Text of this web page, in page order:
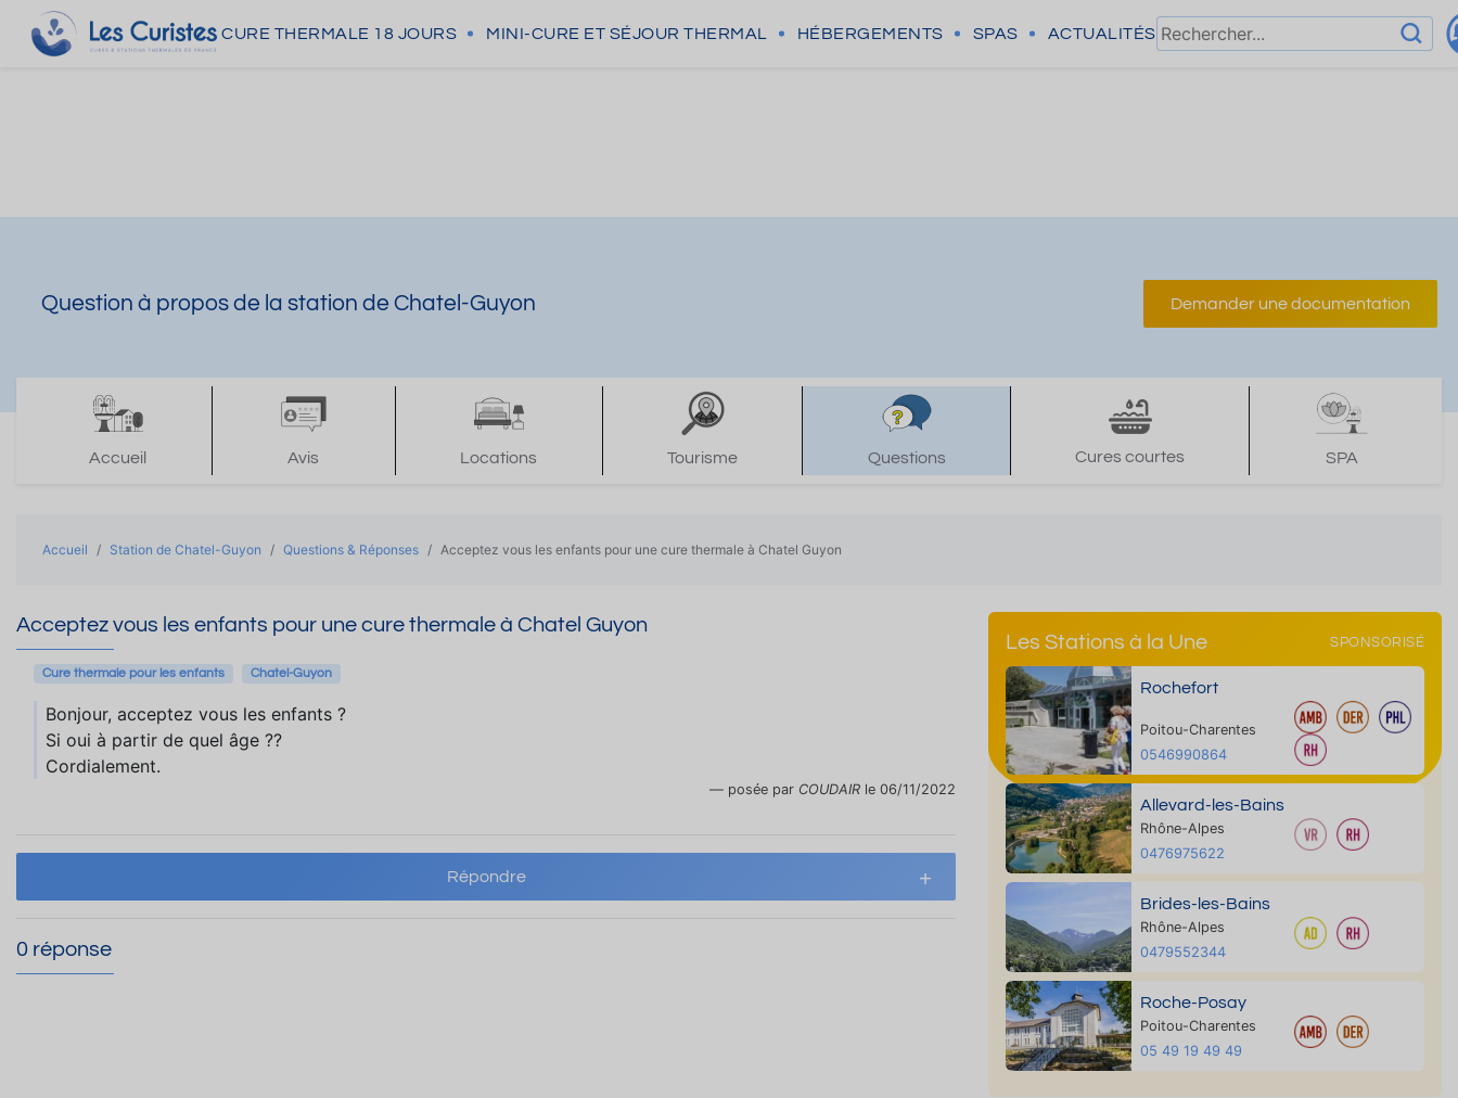
CURE THERMALE 18 JOURS MINI-CURE ET SÉJOUR THERMAL HÉBERGEMENTS SPAS ACTUALITÉS
Question à propos de la station de Chatel-Guyon Demander une documentation
Accueil Avis Locations Tourisme Questions Cures courtes SPA
Accueil Station de Chatel-Guyon Questions & Réponses Acceptez vous les enfants pour une cure thermale à Chatel Guyon
Acceptez vous les enfants pour une cure thermale à Chatel Guyon
Cure thermale pour les enfants Chatel-Guyon
Bonjour, acceptez vous les enfants ?
Si oui à partir de quel âge ??
Cordialement.
posée par COUDAIR le 06/11/2022
Répondre
0 réponse
Les Stations à la Une SPONSORISÉ
Rochefort
Poitou-Charentes
0546990864
Allevard-les-Bains
Rhône-Alpes
0476975622
Brides-les-Bains
Rhône-Alpes
0479552344
Roche-Posay
Poitou-Charentes
05 49 19 49 49